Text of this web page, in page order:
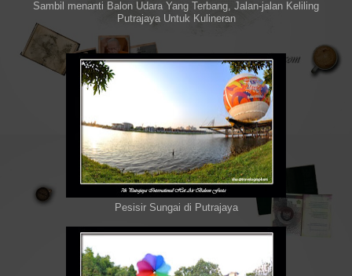
Sambil menanti Balon Udara Yang Terbang, Jalan-jalan Keliling
Putrajaya Untuk Kulineran
Pesisir Sungai di Putrajaya